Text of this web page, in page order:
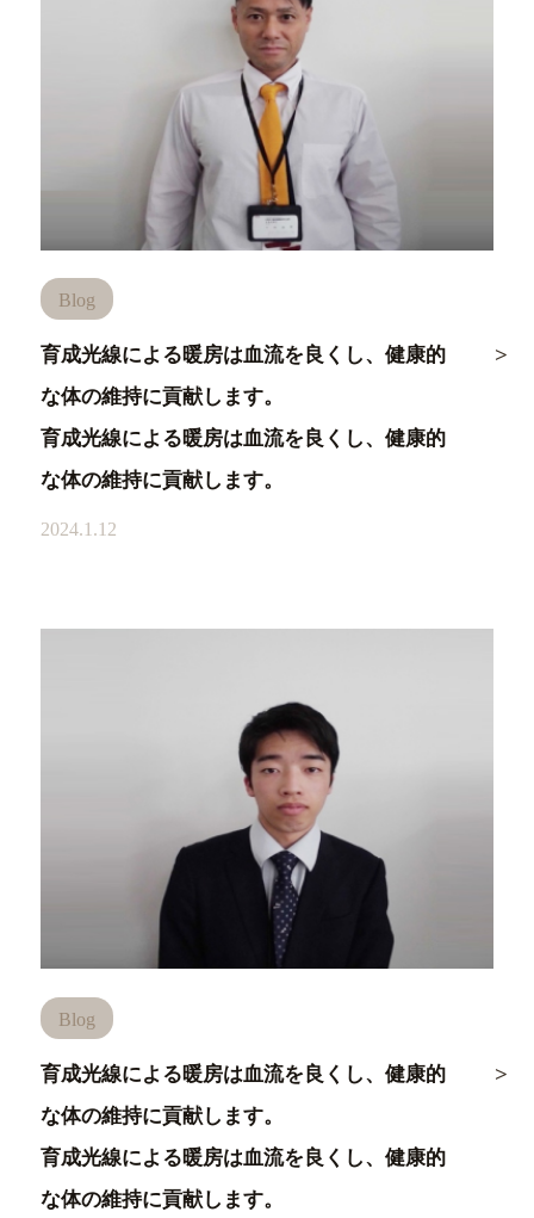
Blog
育成光線による暖房は血流を良くし、健康的
な体の維持に貢献します。
育成光線による暖房は血流を良くし、健康的
な体の維持に貢献します。
2024.1.12
Blog
育成光線による暖房は血流を良くし、健康的
な体の維持に貢献します。
育成光線による暖房は血流を良くし、健康的
な体の維持に貢献します。